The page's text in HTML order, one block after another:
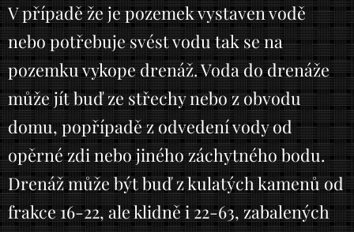
V případě že je pozemek vystaven vodě
nebo potřebuje svést vodu tak se na
pozemku vykope drenáž. Voda do drenáže
může jít buď ze střechy nebo z obvodu
domu, popřípadě z odvedení vody od
opěrné zdi nebo jiného záchytného bodu.
Drenáž může být buď z kulatých kamenů od
frakce 16-22, ale klidně i 22-63, zabalených